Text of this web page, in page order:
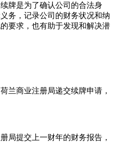
牌是为了确认公司的合法身
务，记录公司的财务状况和纳
要求，也有助于发现和解决潜
兰商业注册局递交续牌申请，
局提交上一财年的财务报告，